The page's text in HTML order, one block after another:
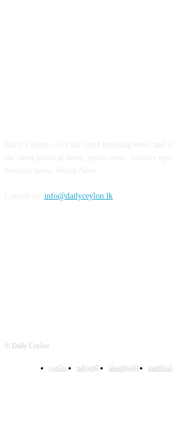
info@dailyceylon.lk
© Daily Ceylon
முகப்பு உள்நாடு வெளிநாடு வணிகம்